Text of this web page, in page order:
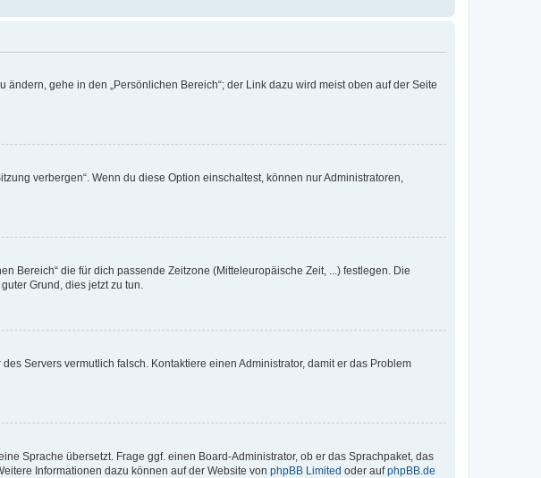
gehe in den „Persönlichen Bereich“; der Link dazu wird meist oben auf der Seite
verbergen“. Wenn du diese Option einschaltest, können nur Administratoren,
Bereich“ die für dich passende Zeitzone (Mitteleuropäische Zeit, ...) festlegen. Die
Grund, dies jetzt zu tun.
Servers vermutlich falsch. Kontaktiere einen Administrator, damit er das Problem
Sprache übersetzt. Frage ggf. einen Board-Administrator, ob er das Sprachpaket, das
Informationen dazu können auf der Website von phpBB Limited oder aufphpBB.de